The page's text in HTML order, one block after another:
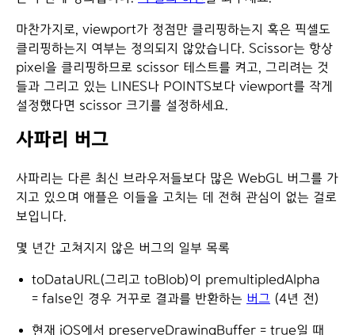
마찬가지로, viewport가 정점만 클리핑하는지 혹은 픽셀도
클리핑하는지 여부는 정의되지 않았습니다. Scissor는 항상
pixel을 클리핑하므로 scissor 테스트를 켜고, 그리려는 것
들과 그리고 있는 LINES나 POINTS보다 viewport를 작게
설정했다면 scissor 크기를 설정하세요.
사파리 버그
사파리는 다른 최신 브라우저들보다 많은 WebGL 버그를 가
지고 있으며 애플은 이들을 고치는 데 전혀 관심이 없는 걸로
보입니다.
몇 년간 고쳐지지 않은 버그의 일부 목록
toDataURL(그리고 toBlob)이 premultipledAlpha
= false인 경우 거꾸로 결과를 반환하는 버그 (4년 전)
현재 iOS에서 preserveDrawingBuffer = true일 때